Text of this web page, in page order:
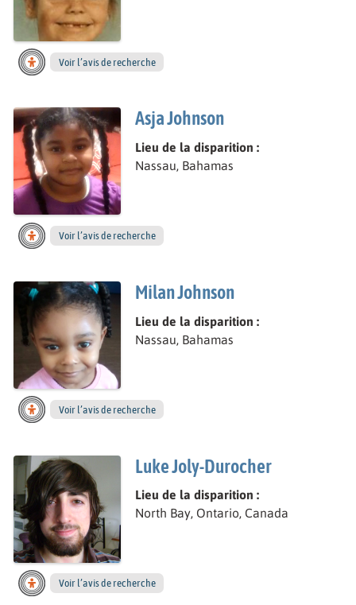
Voir l’avis de recherche
Asja Johnson
Lieu de la disparition :
Nassau, Bahamas
Voir l’avis de recherche
Milan Johnson
Lieu de la disparition :
Nassau, Bahamas
Voir l’avis de recherche
Luke Joly-Durocher
Lieu de la disparition :
North Bay, Ontario, Canada
Voir l’avis de recherche